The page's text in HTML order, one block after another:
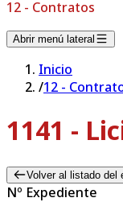
12 - Contratos
Abrir menú lateral
Inicio
/12 -
1141 -
Volver al listado del
Nº Expediente